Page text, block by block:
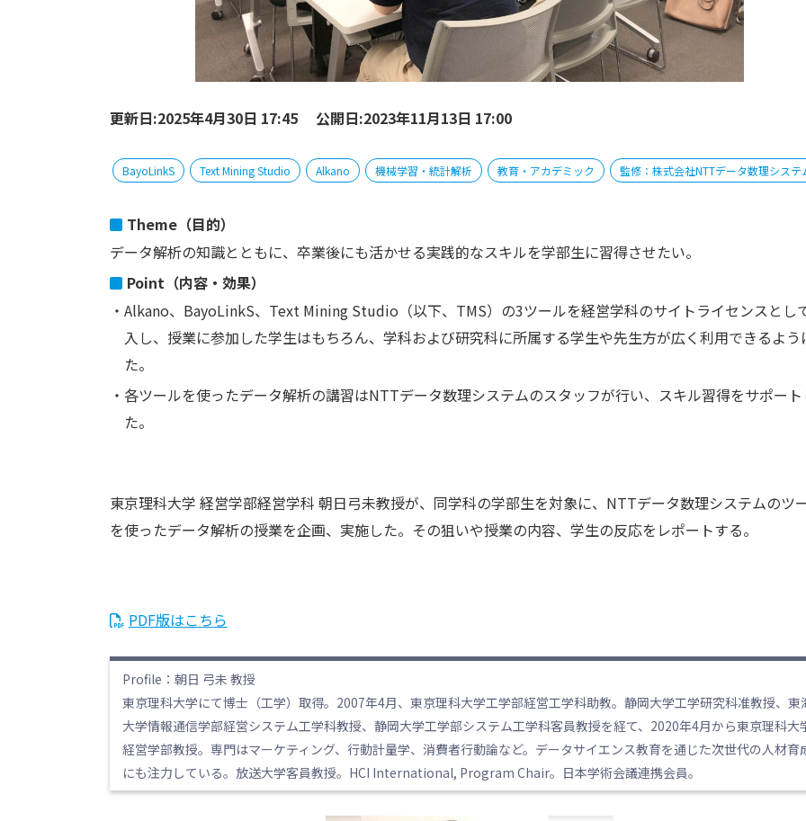
更新日:2025年4月30日 17:45 公開日:2023年11月13日 17:00
BayoLinkS Text Mining Studio Alkano 機械学習・統計解析 教育・アカデミック 監修：株式会社NTTデータ数理システ
Theme（目的）
データ解析の知識とともに、卒業後にも活かせる実践的なスキルを学部生に習得させたい。
Point（内容・効果）
・Alkano、BayoLinkS、Text Mining Studio（以下、TMS）の3ツールを経営学科のサイトライセンスとし
入し、授業に参加した学生はもちろん、学科および研究科に所属する学生や先生方が広く利用できるよう
た。
・各ツールを使ったデータ解析の講習はNTTデータ数理システムのスタッフが行い、スキル習得をサポート
た。
東京理科大学 経営学部経営学科 朝日弓未教授が、同学科の学部生を対象に、NTTデータ数理システムのツ
を使ったデータ解析の授業を企画、実施した。その狙いや授業の内容、学生の反応をレポートする。
PDF版はこちら
Profile：朝日 弓未 教授
東京理科大学にて博士（工学）取得。2007年4月、東京理科大学工学部経営工学科助教。静岡大学工学研究科准教授、東
大学情報通信学部経営システム工学科教授、静岡大学工学部システム工学科客員教授を経て、2020年4月から東京理科大
経営学部教授。専門はマーケティング、行動計量学、消費者行動論など。データサイエンス教育を通じた次世代の人材育
にも注力している。放送大学客員教授。HCI International, Program Chair。日本学術会議連携会員。